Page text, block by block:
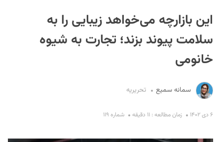
این بازارچه می‌خواهد زیبایی را به
سلامت پیوند بزند؛ تجارت به شیوه
خانومی
سمانه سمیع تحریریه
۶ دی ۱۴۰۲ زمان مطالعه : ۱۱ دقیقه شماره ۱۱۹